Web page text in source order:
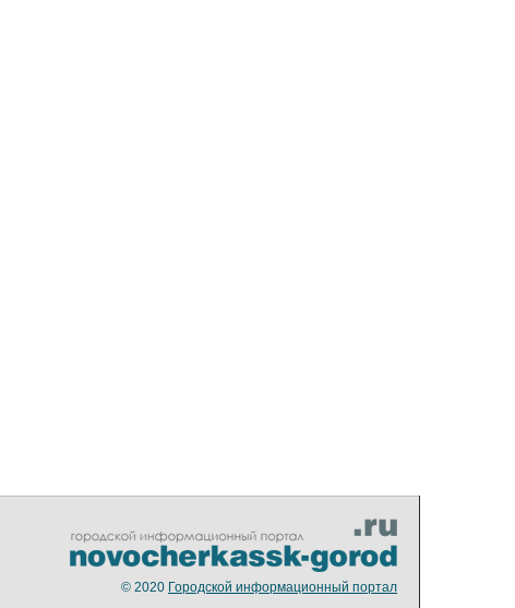
© 2020 Городской информационный портал